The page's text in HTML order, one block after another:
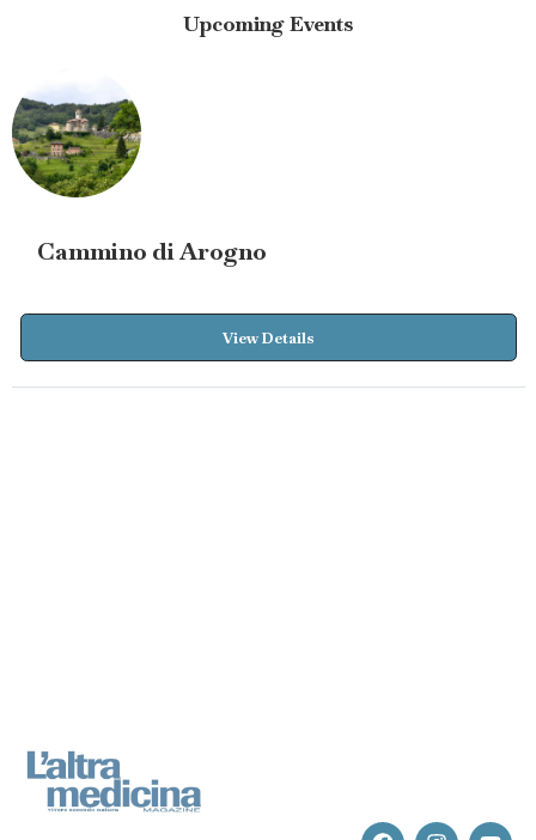
Upcoming Events
Cammino di Arogno
View Details